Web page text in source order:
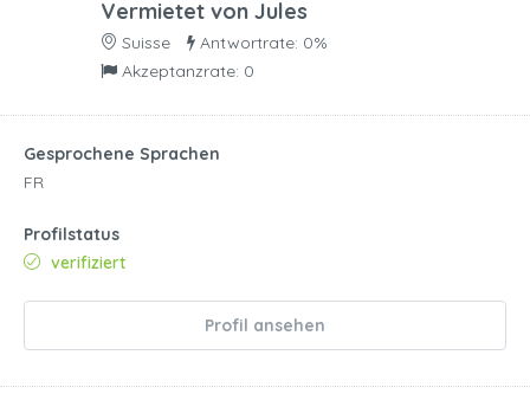
Vermietet von Jules
Suisse
Antwortrate: 0%
Akzeptanzrate: 0
Gesprochene Sprachen
FR
Profilstatus
verifiziert
Profil ansehen